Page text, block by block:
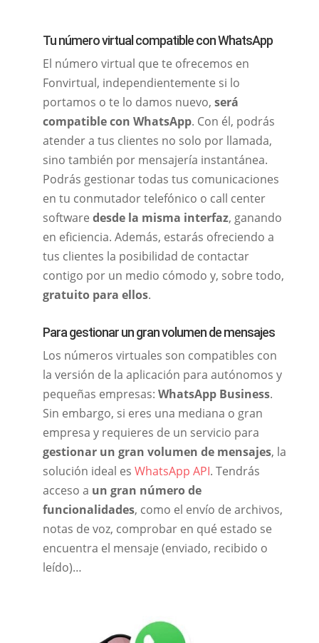
Tu número virtual compatible con WhatsApp
El número virtual que te ofrecemos en
Fonvirtual, independientemente si lo
portamos o te lo damos nuevo, será
compatible con WhatsApp. Con él, podrás
atender a tus clientes no solo por llamada,
sino también por mensajería instantánea.
Podrás gestionar todas tus comunicaciones
en tu conmutador telefónico o call center
software desde la misma interfaz, ganando
en eficiencia. Además, estarás ofreciendo a
tus clientes la posibilidad de contactar
contigo por un medio cómodo y, sobre todo,
gratuito para ellos.
Para gestionar un gran volumen de mensajes
Los números virtuales son compatibles con
la versión de la aplicación para autónomos y
pequeñas empresas: WhatsApp Business.
Sin embargo, si eres una mediana o gran
empresa y requieres de un servicio para
gestionar un gran volumen de mensajes, la
solución ideal es WhatsApp API. Tendrás
acceso a un gran número de
funcionalidades, como el envío de archivos,
notas de voz, comprobar en qué estado se
encuentra el mensaje (enviado, recibido o
leído)…